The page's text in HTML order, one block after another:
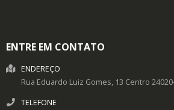
ENTRE EM CONTATO
ENDEREÇO
Rua Eduardo Luiz Gomes, 13 Centro
TELEFONE